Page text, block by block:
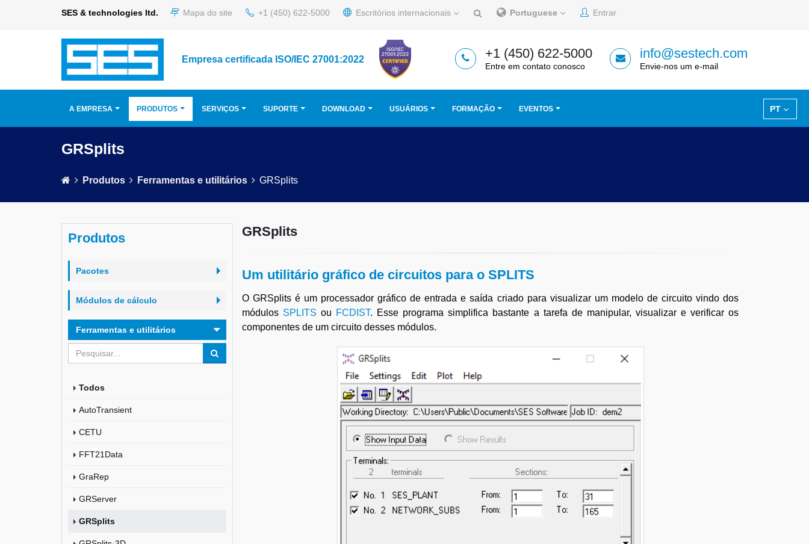
SES & technologies ltd. Mapa do site +1 (450) 622-5000 Escritórios internacionais Portuguese Entrar
Empresa certificada ISO/IEC 27001:2022 +1 (450) 622-5000
Entre em contato conosco
info@sestech.com
Envie-nos um e-mail
PT
A EMPRESA PRODUTOS SERVIÇOS SUPORTE DOWNLOAD USUÁRIOS FORMAÇÃO EVENTOS
GRSplits
Produtos Ferramentas e utilitários GRSplits
Produtos
Pacotes
Módulos de cálculo
Ferramentas e utilitários
Todos
AutoTransient
CETU
FFT21Data
GraRep
GRServer
GRSplits
GRSplits
Um utilitário gráfico de circuitos para o SPLITS
O GRSplits é um processador gráfico de entrada e saída criado para visualizar um modelo de circuito vindo dos
módulos SPLITS ou FCDIST. Esse programa simplifica bastante a tarefa de manipular, visualizar e verificar os
componentes de um circuito desses módulos.